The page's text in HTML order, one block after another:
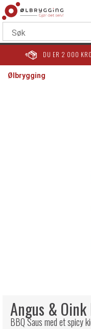
DU ER 2 000
Ølbrygging
Angus &
BBQ Saus med et spicy